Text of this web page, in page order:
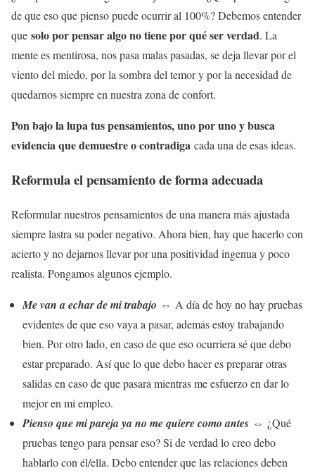
de que eso que pienso puede ocurrir al 100%? Debemos entender
que solo por pensar algo no tiene por qué ser verdad. La
mente es mentirosa, nos pasa malas pasadas, se deja llevar por el
viento del miedo, por la sombra del temor y por la necesidad de
quedarnos siempre en nuestra zona de confort.
Pon bajo la lupa tus pensamientos, uno por uno y busca
evidencia que demuestre o contradiga cada una de esas ideas.
Reformula el pensamiento de forma adecuada
Reformular nuestros pensamientos de una manera más ajustada
siempre lastra su poder negativo. Ahora bien, hay que hacerlo con
acierto y no dejarnos llevar por una positividad ingenua y poco
realista. Pongamos algunos ejemplo.
Me van a echar de mi trabajo ⇔ A día de hoy no hay pruebas
evidentes de que eso vaya a pasar, además estoy trabajando
bien. Por otro lado, en caso de que eso ocurriera sé que debo
estar preparado. Así que lo que debo hacer es preparar otras
salidas en caso de que pasara mientras me esfuerzo en dar lo
mejor en mi empleo.
Pienso que mi pareja ya no me quiere como antes ⇔ ¿Qué
pruebas tengo para pensar eso? Si de verdad lo creo debo
hablarlo con él/ella. Debo entender que las relaciones deben